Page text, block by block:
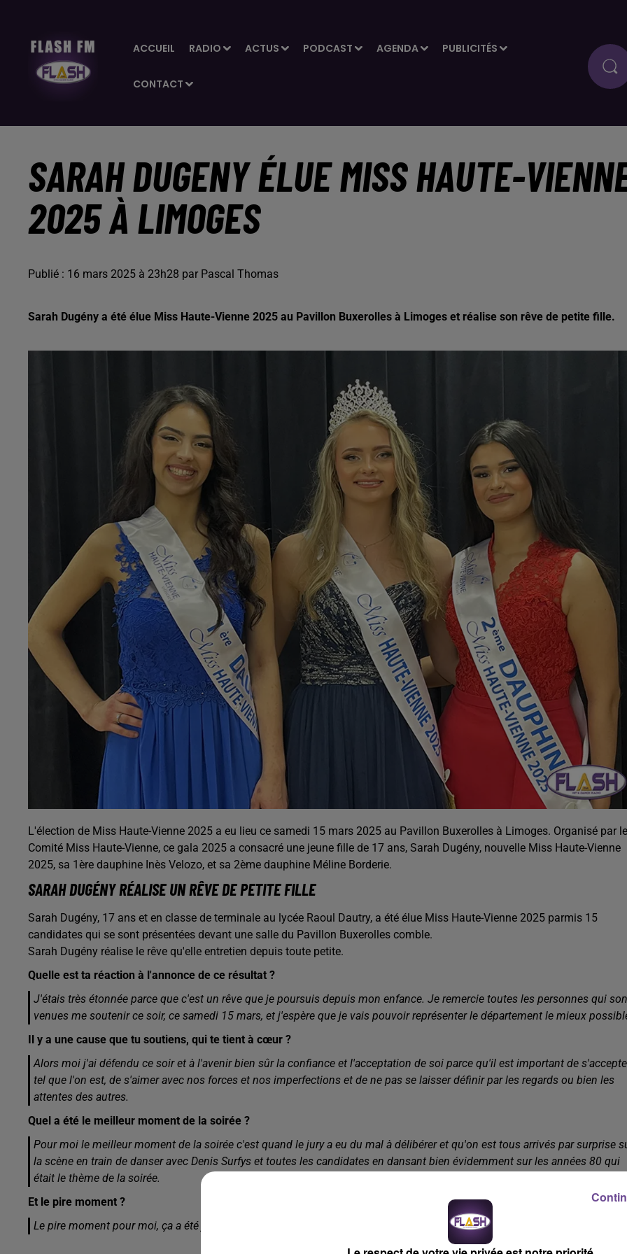
ACCUEIL RADIO ACTUS PODCAST AGENDA PUBLICITÉS
CONTACT
SARAH DUGENY ÉLUE MISS HAUTE-
2025 À LIMOGES
Publié : 16 mars 2025 à 23h28 par Pascal Thomas
Sarah Dugény a été élue Miss Haute-Vienne 2025 au Pavillon Buxerolles à Limoges et réalise son rêve de petite fille.
L'élection de Miss Haute-Vienne 2025 a eu lieu ce samedi 15 mars 2025 au Pavillon Buxerolles à Limoges. Organisé par le
Comité Miss Haute-Vienne, ce gala 2025 a consacré une jeune fille de 17 ans, Sarah Dugény, nouvelle Miss Haute-Vienne
2025, sa 1ère dauphine Inès Velozo, et sa 2ème dauphine Méline Borderie.
SARAH DUGÉNY RÉALISE UN RÊVE DE PETITE FILLE
Sarah Dugény, 17 ans et en classe de terminale au lycée Raoul Dautry, a été élue Miss Haute-Vienne 2025 parmis 15
candidates qui se sont présentées devant une salle du Pavillon Buxerolles comble.
Sarah Dugény réalise le rêve qu'elle entretien depuis toute petite.
Quelle est ta réaction à l'annonce de ce résultat ?
J'étais très étonnée parce que c'est un rêve que je poursuis depuis mon enfance. Je remercie toutes les personnes qui
venues me soutenir ce soir, ce samedi 15 mars, et j'espère que je vais pouvoir représenter le département le mieux
Il y a une cause que tu soutiens, qui te tient à cœur ?
Alors moi j'ai défendu ce soir et à l'avenir bien sûr la confiance et l'acceptation de soi parce qu'il est important de
tel que l'on est, de s'aimer avec nos forces et nos imperfections et de ne pas se laisser définir par les regards ou bien les
attentes des autres.
Quel a été le meilleur moment de la soirée ?
Pour moi le meilleur moment de la soirée c'est quand le jury a eu du mal à délibérer et qu'on est tous arrivés par surprise
la scène en train de danser avec Denis Surfys et toutes les candidates en dansant bien évidemment sur les années 80 qui
était le thème de la soirée.
Et le pire moment ?
Le pire moment pour moi, ça a été je pense lors de l'annonce des résultats puisque c'était un moment très stressant.